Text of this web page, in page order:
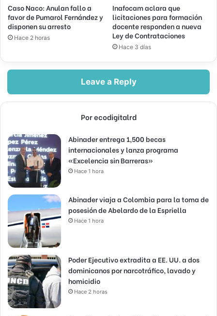
Caso Naco: Anulan fallo a
favor de Pumarol Fernández y
disponen su arresto
Hace 2 horas
Inafocam aclara que
licitaciones para formación
docente responden a nueva
Ley de Contrataciones
Hace 3 días
Leave a Reply
Por ecodigitalrd
Abinader entrega 1,500 becas
internacionales y lanza programa
«Excelencia sin Barreras»
Hace 1 hora
Abinader viaja a Colombia para la toma de
posesión de Abelardo de la Espriella
Hace 1 hora
Poder Ejecutivo extradita a EE. UU. a dos
dominicanos por narcotráfico, lavado y
homicidio
Hace 2 horas